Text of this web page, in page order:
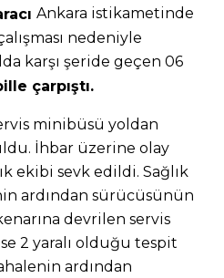
Ankara istikametinde
nedeniyle
karşı şeride geçen 06
çarpıştı.
minibüsü yoldan
İhbar üzerine olay
ekibi sevk edildi. Sağlık
ardından sürücüsünün
devrilen servis
2 yaralı olduğu tespit
ardından